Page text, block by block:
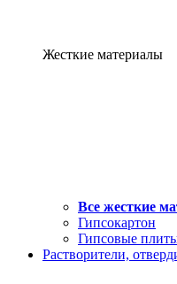
Жесткие материалы
Все жесткие
Гипсокартон
Гипсовые
Растворители,